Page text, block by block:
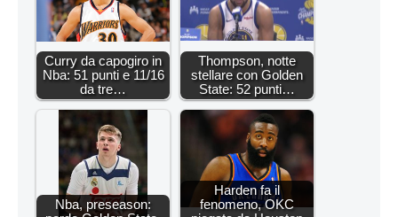
Curry da capogiro in
Nba: 51 punti e 11/16
da tre…
Thompson, notte
stellare con Golden
State: 52 punti…
Nba, preseason:
Harden fa il
fenomeno, OKC